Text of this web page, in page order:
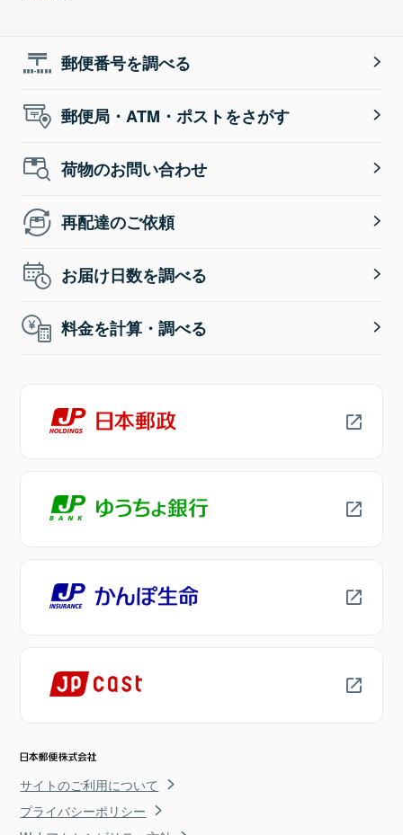
郵便番号を調べる
郵便局・ATM・ポストをさがす
荷物のお問い合わせ
再配達のご依頼
お届け日数を調べる
料金を計算・調べる
サイトのご利用について
プライバシーポリシー